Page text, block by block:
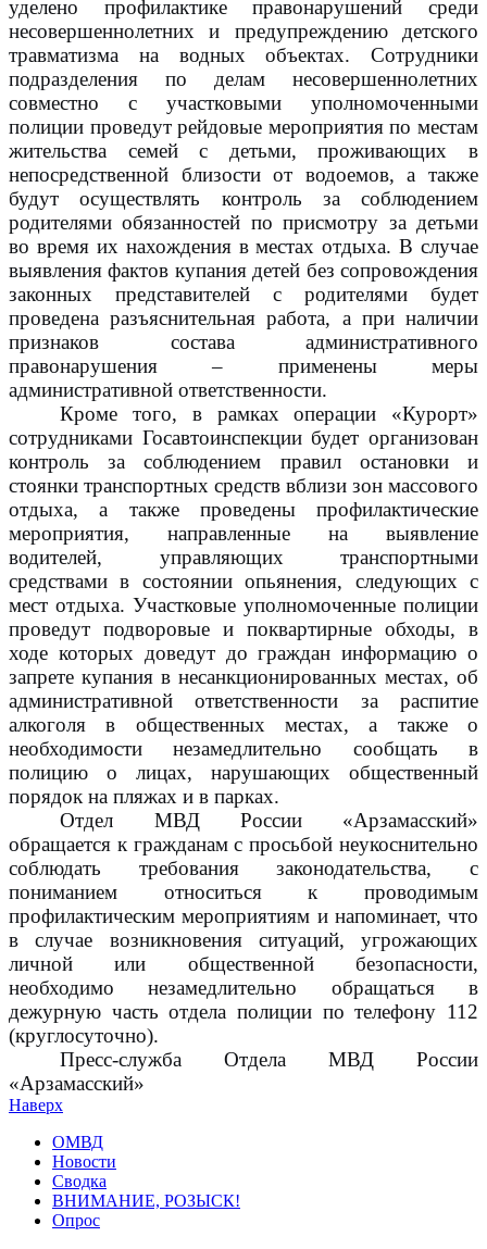
уделено профилактике правонарушений среди
несовершеннолетних и предупреждению детского
травматизма на водных объектах. Сотрудники
подразделения по делам несовершеннолетних
совместно с участковыми уполномоченными
полиции проведут рейдовые мероприятия по местам
жительства семей с детьми, проживающих в
непосредственной близости от водоемов, а также
будут осуществлять контроль за соблюдением
родителями обязанностей по присмотру за детьми
во время их нахождения в местах отдыха. В случае
выявления фактов купания детей без сопровождения
законных представителей с родителями будет
проведена разъяснительная работа, а при наличии
признаков состава административного
правонарушения – применены меры
административной ответственности.
Кроме того, в рамках операции «Курорт»
сотрудниками Госавтоинспекции будет организован
контроль за соблюдением правил остановки и
стоянки транспортных средств вблизи зон массового
отдыха, а также проведены профилактические
мероприятия, направленные на выявление
водителей, управляющих транспортными
средствами в состоянии опьянения, следующих с
мест отдыха. Участковые уполномоченные полиции
проведут подворовые и поквартирные обходы, в
ходе которых доведут до граждан информацию о
запрете купания в несанкционированных местах, об
административной ответственности за распитие
алкоголя в общественных местах, а также о
необходимости незамедлительно сообщать в
полицию о лицах, нарушающих общественный
порядок на пляжах и в парках.
Отдел МВД России «Арзамасский»
обращается к гражданам с просьбой неукоснительно
соблюдать требования законодательства, с
пониманием относиться к проводимым
профилактическим мероприятиям и напоминает, что
в случае возникновения ситуаций, угрожающих
личной или общественной безопасности,
необходимо незамедлительно обращаться в
дежурную часть отдела полиции по телефону 112
(круглосуточно).
Пресс-служба Отдела МВД России
«Арзамасский»
Наверх
ОМВД
Новости
Сводка
ВНИМАНИЕ, РОЗЫСК!
Опрос